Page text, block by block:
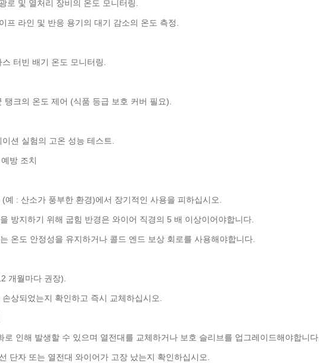
로 및 열처리 장비의 온도 모니터링.
프 라인 및 반응 용기의 대기 감소의 온도 측정.
터빈 배기 온도 모니터링.
탱크의 온도 제어 (식품 등급 보호 커버 필요).
션 실험의 고온 성능 테스트.
방 조치
예 : 산소가 풍부한 환경)에서 장기적인 사용을 피하십시오.
방지하기 위해 굽힘 반경은 와이어 직경의 5 배 이상이어야합니다.
온도 안정성을 유지하거나 콜드 엔드 보상 회로를 사용해야합니다.
개월마다 권장).
상되었는지 확인하고 즉시 교체하십시오.
로 인해 발생할 수 있으며 열전대를 교체하거나 보호 슬리브를 업그레이드해야합니다.
단자 또는 열전대 와이어가 고장 났는지 확인하십시오.